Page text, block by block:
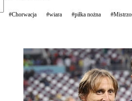
#Chorwacja #wiara #piłka nożna